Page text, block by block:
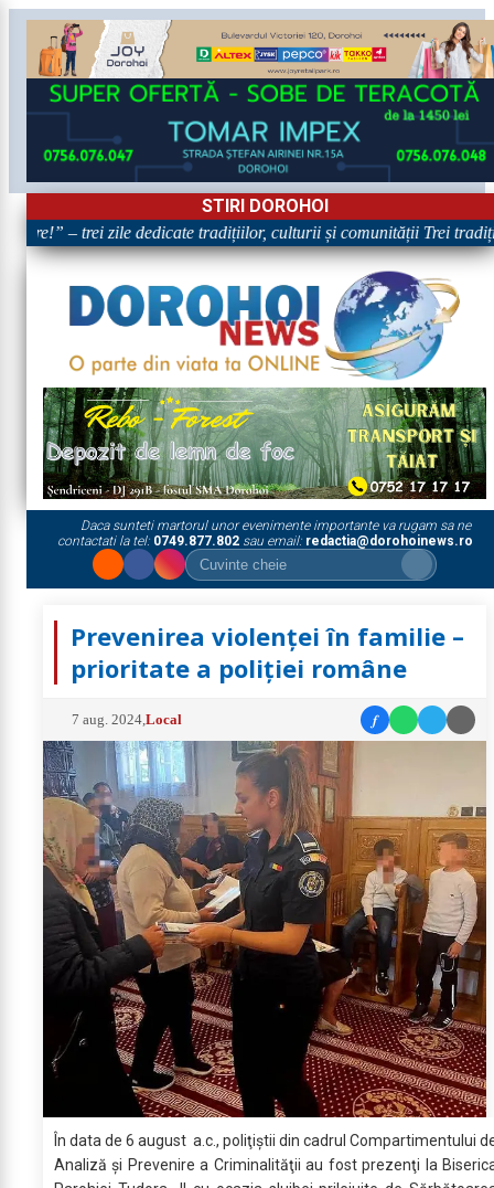
STIRI DOROHOI
– trei zile dedicate tradițiilor, culturii și comunității Trei
Daca sunteti martorul unor evenimente importante va rugam sa ne
contactati la tel: 0749.877.802sau email: redactia@dorohoinews.ro
Prevenirea violenţei în familie –
prioritate a poliţiei române
7 aug. 2024 ,Local f
În data de 6 august a.c., poliţiştii din cadrul Compartimentului
Analiză şi Prevenire a Criminalităţii au fost prezenţi la